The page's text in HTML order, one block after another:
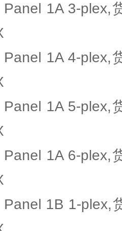
1A 3-plex,
1A 4-plex,
1A 5-plex,
1A 6-plex,
1B 1-plex,